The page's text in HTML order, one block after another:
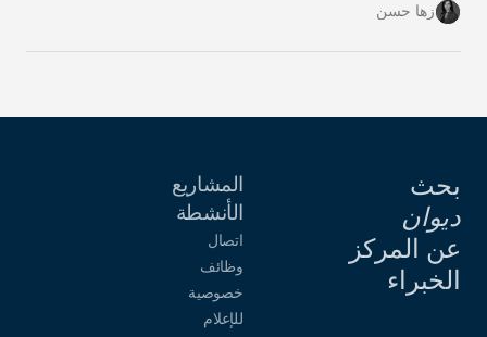
زها حسن
بحث
ديوان
عن المركز
الخبراء
المشاريع
الأنشطة
اتصال
وظائف
خصوصية
للإعلام